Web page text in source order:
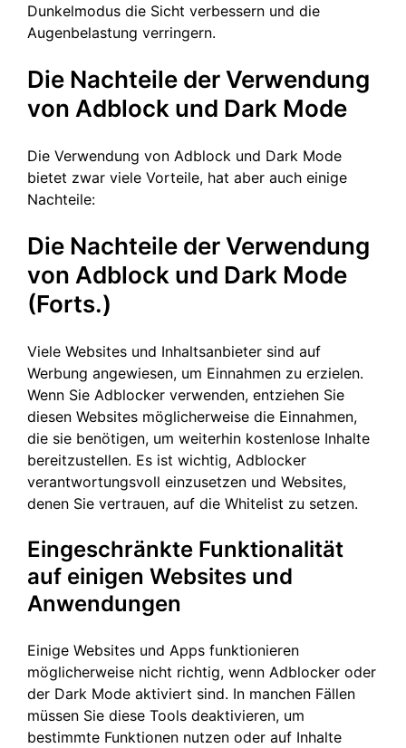
Dunkelmodus die Sicht verbessern und die
Augenbelastung verringern.
Die Nachteile der Verwendung
von Adblock und Dark Mode
Die Verwendung von Adblock und Dark Mode
bietet zwar viele Vorteile, hat aber auch einige
Nachteile:
Die Nachteile der Verwendung
von Adblock und Dark Mode
(Forts.)
Viele Websites und Inhaltsanbieter sind auf
Werbung angewiesen, um Einnahmen zu erzielen.
Wenn Sie Adblocker verwenden, entziehen Sie
diesen Websites möglicherweise die Einnahmen,
die sie benötigen, um weiterhin kostenlose Inhalte
bereitzustellen. Es ist wichtig, Adblocker
verantwortungsvoll einzusetzen und Websites,
denen Sie vertrauen, auf die Whitelist zu setzen.
Eingeschränkte Funktionalität
auf einigen Websites und
Anwendungen
Einige Websites und Apps funktionieren
möglicherweise nicht richtig, wenn Adblocker oder
der Dark Mode aktiviert sind. In manchen Fällen
müssen Sie diese Tools deaktivieren, um
bestimmte Funktionen nutzen oder auf Inhalte